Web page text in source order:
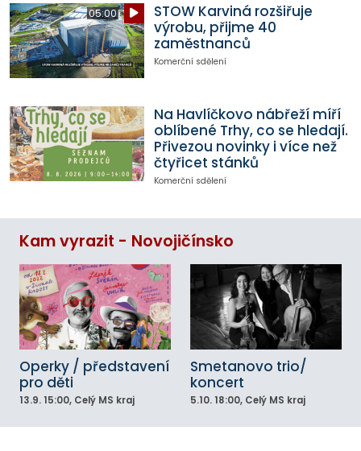
05:00
STOW Karviná rozšiřuje
výrobu, přijme 40
zaměstnanců
Komerční sdělení
Na Havlíčkovo nábřeží míří
oblíbené Trhy, co se hledají.
Přivezou novinky i více než
čtyřicet stánků
Komerční sdělení
Kam vyrazit - Novojičínsko
Operky / představení
pro děti
13.9. 15:00, Celý MS kraj
Smetanovo trio/
koncert
5.10. 18:00, Celý MS kraj